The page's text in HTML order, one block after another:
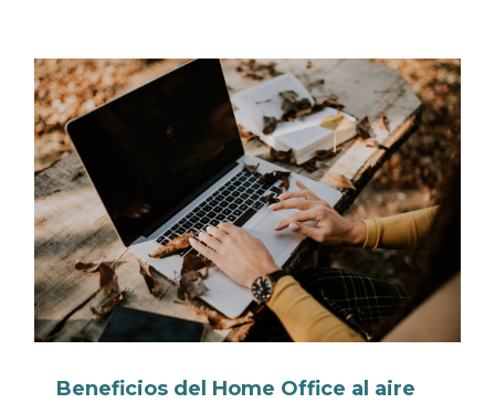
Beneficios del Home Office al aire